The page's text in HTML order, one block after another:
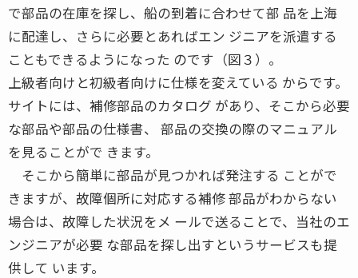
で部品の在庫を探し、船の到着に合わせて部 品を上海
に配達し、さらに必要とあればエン ジニアを派遣する
こともできるようになった のです（図３）。
上級者向けと初級者向けに仕様を変えている からです。
サイトには、補修部品のカタログ があり、そこから必要
な部品や部品の仕様書、 部品の交換の際のマニュアル
を見ることがで きます。
そこから簡単に部品が見つかれば発注する ことがで
きますが、故障個所に対応する補修 部品がわからない
場合は、故障した状況をメ ールで送ることで、当社のエ
ンジニアが必要 な部品を探し出すというサービスも提
供して います。